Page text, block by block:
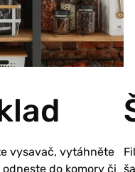
vysavač, vytáhněte
do komory či